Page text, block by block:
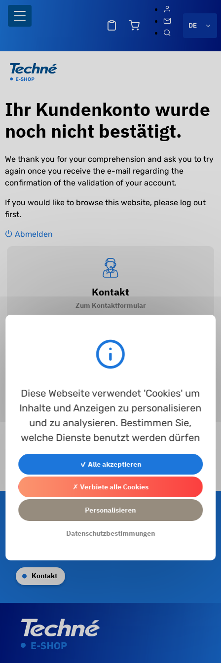
DE
Ihr Kundenkonto wurde
noch nicht bestätigt.
We thank you for your comprehension and ask you to try
again once you receive the e-mail regarding the
confirmation of the validation of your account.
If you would like to browse this website, please log out
first.
Abmelden
Kontakt
Zum Kontaktformular
Wie melde ich mich an?
Drehteile
Zum Formular für Drehteile
Kontakt
+33 (0) 4 78 43 12 70
Kontakt
Diese Webseite verwendet 'Cookies' um
Inhalte und Anzeigen zu personalisieren
und zu analysieren. Bestimmen Sie,
welche Dienste benutzt werden dürfen
✓ Alle akzeptieren
✗ Verbiete alle Cookies
Personalisieren
Datenschutzbestimmungen